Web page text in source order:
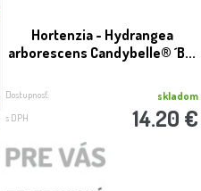
Hortenzia - Hydrangea
arborescens Candybelle® ´B...
Dostupnosť: skladom
s DPH 14.20 €